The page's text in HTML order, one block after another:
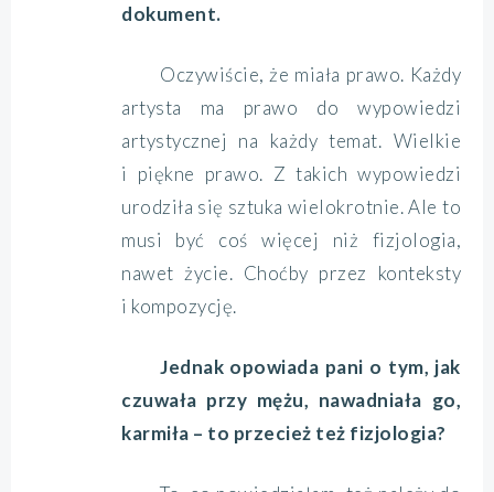
dokument.
Oczywiście, że miała prawo. Każdy
artysta ma prawo do wypowiedzi
artystycznej na każdy temat. Wielkie
i piękne prawo. Z takich wypowiedzi
urodziła się sztuka wielokrotnie. Ale to
musi być coś więcej niż fizjologia,
nawet życie. Choćby przez konteksty
i kompozycję.
Jednak opowiada pani o tym, jak
czuwała przy mężu, nawadniała go,
karmiła – to przecież też fizjologia?